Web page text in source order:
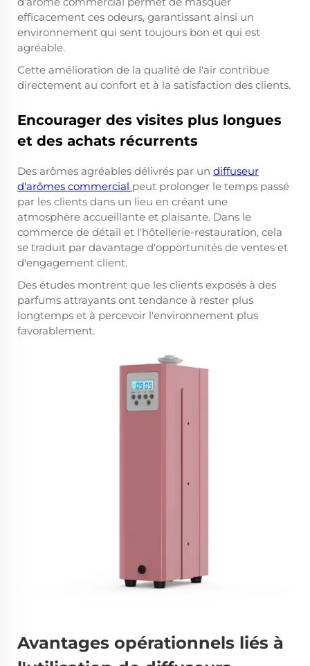
efficacement ces odeurs, garantissant ainsi un
environnement qui sent toujours bon et qui est
agréable.
Cette amélioration de la qualité de l'air contribue
directement au confort et à la satisfaction des clients.
Encourager des visites plus longues
et des achats récurrents
Des arômes agréables délivrés par un diffuseur
d'arômes commercial peut prolonger le temps passé
par les clients dans un lieu en créant une
atmosphère accueillante et plaisante. Dans le
commerce de détail et l'hôtellerie-restauration, cela
se traduit par davantage d'opportunités de ventes et
d'engagement client.
Des études montrent que les clients exposés à des
parfums attrayants ont tendance à rester plus
longtemps et à percevoir l'environnement plus
favorablement.
Avantages opérationnels liés à